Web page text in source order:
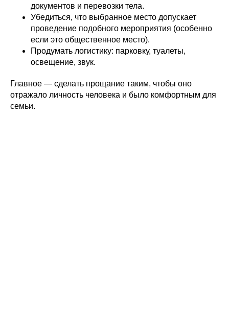
документов и перевозки тела.
Убедиться, что выбранное место допускает
проведение подобного мероприятия (особенно
если это общественное место).
Продумать логистику: парковку, туалеты,
освещение, звук.
Главное — сделать прощание таким, чтобы оно
отражало личность человека и было комфортным для
семьи.